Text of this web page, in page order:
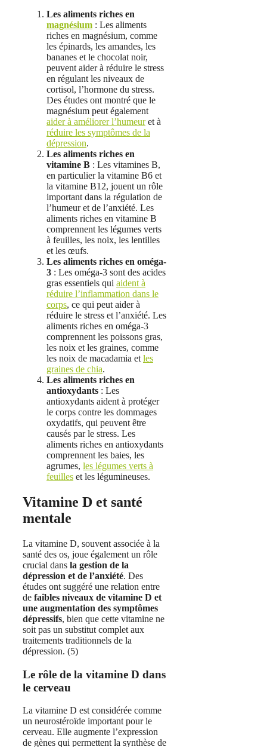
Les aliments riches en
magnésium : Les aliments
riches en magnésium, comme
les épinards, les amandes, les
bananes et le chocolat noir,
peuvent aider à réduire le stress
en régulant les niveaux de
cortisol, l’hormone du stress.
Des études ont montré que le
magnésium peut également
aider à améliorer l’humeuret à
réduire les symptômes de la
dépression.
Les aliments riches en
vitamine B : Les vitamines B,
en particulier la vitamine B6 et
la vitamine B12, jouent un rôle
important dans la régulation de
l’humeur et de l’anxiété. Les
aliments riches en vitamine B
comprennent les légumes verts
à feuilles, les noix, les lentilles
et les œufs.
Les aliments riches en oméga-
3 : Les oméga-3 sont des acides
gras essentiels qui aident à
réduire l’inflammation dans le
corps, ce qui peut aider à
réduire le stress et l’anxiété. Les
aliments riches en oméga-3
comprennent les poissons gras,
les noix et les graines, comme
les noix de macadamia et les
graines de chia.
Les aliments riches en
antioxydants : Les
antioxydants aident à protéger
le corps contre les dommages
oxydatifs, qui peuvent être
causés par le stress. Les
aliments riches en antioxydants
comprennent les baies, les
agrumes, les légumes verts à
feuilles et les légumineuses.
Vitamine D et santé
mentale
La vitamine D, souvent associée à la
santé des os, joue également un rôle
crucial dans la gestion de la
dépression et de l’anxiété. Des
études ont suggéré une relation entre
de faibles niveaux de vitamine D et
une augmentation des symptômes
dépressifs, bien que cette vitamine ne
soit pas un substitut complet aux
traitements traditionnels de la
dépression. (5)
Le rôle de la vitamine D dans
le cerveau
La vitamine D est considérée comme
un neurostéroïde important pour le
cerveau. Elle augmente l’expression
de gènes qui permettent la synthèse de